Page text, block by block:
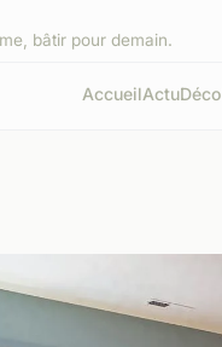
bâtir pour demain.
AccueilActuDéco